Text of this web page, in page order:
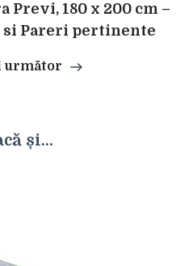
Previ, 180 x 200 cm –
si Pareri pertinente
următor
și...